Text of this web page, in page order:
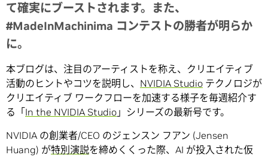
て確実にブーストされます。また、
#MadeInMachinima コンテストの勝者が明らか
に。
本ブログは、注目のアーティストを称え、クリエイティブ
活動のヒントやコツを説明し、 NVIDIA Studio テクノロジが
クリエイティブ ワークフローを加速する様子を毎週紹介す
る「In the NVIDIA Studio 」シリーズの最新号です。
NVIDIA の創業者/CEO のジェンスン フアン (Jensen
Huang) が特別演説を締めくくった際、AI が投入された仮